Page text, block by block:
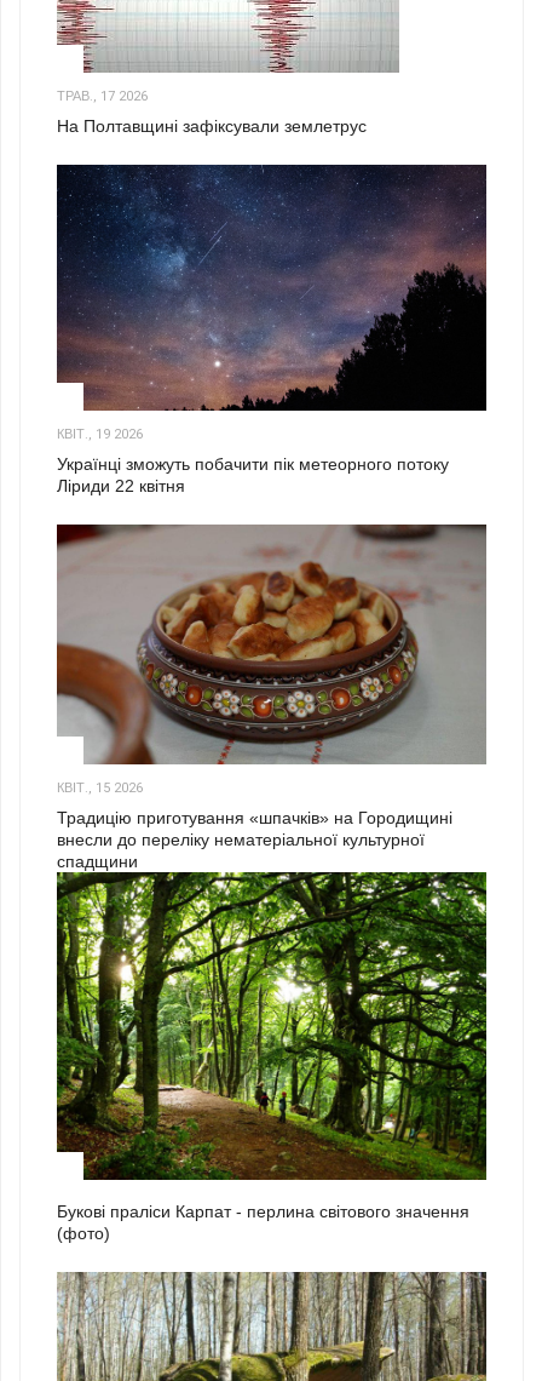
ТРАВ., 17 2026
На Полтавщині зафіксували землетрус
КВІТ., 19 2026
Українці зможуть побачити пік метеорного потоку
Ліриди 22 квітня
КВІТ., 15 2026
Традицію приготування «шпачків» на Городищині
внесли до переліку нематеріальної культурної
спадщини
Букові праліси Карпат - перлина світового значення
(фото)